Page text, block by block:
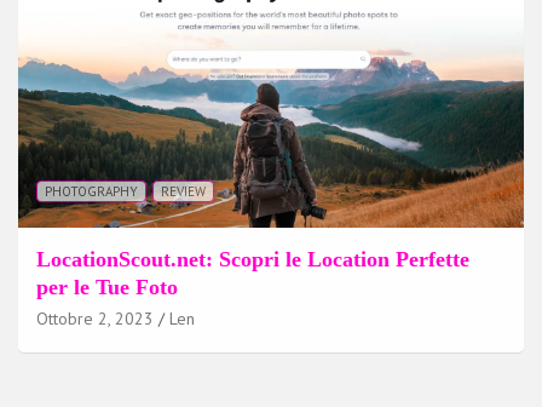
PHOTOGRAPHY REVIEW
LocationScout.net: Scopri le Location Perfette
per le Tue Foto
Ottobre 2, 2023 Len